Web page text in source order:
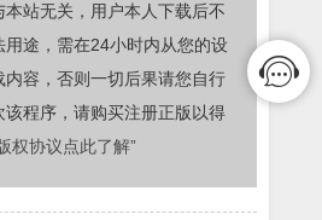
本站无关，用户本人下载后不
用途，需在24小时内从您的设
内容，否则一切后果请您自行
该程序，请购买注册正版以得
权协议点此了解”